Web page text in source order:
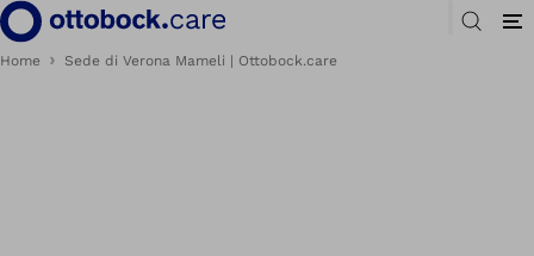
Home Sede di Verona Mameli | Ottobock.care